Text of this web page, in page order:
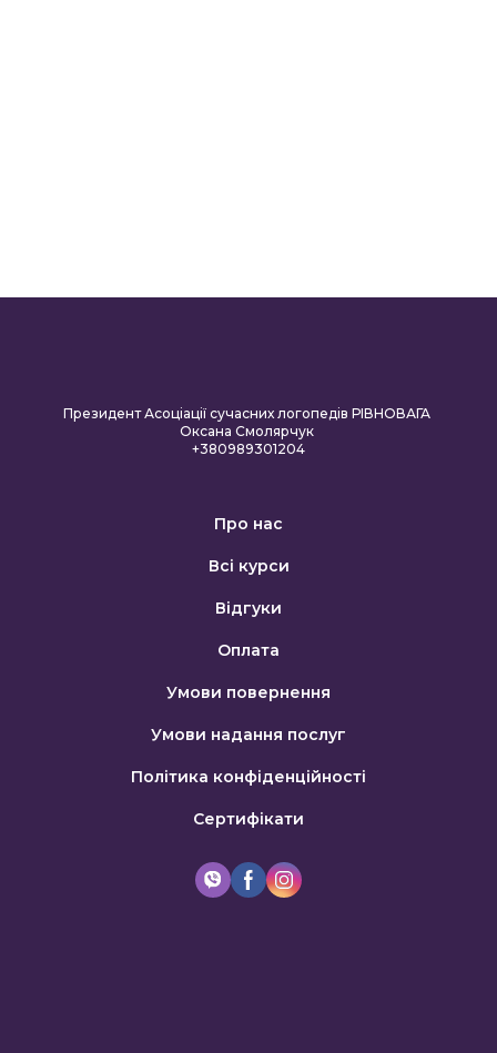
Президент Асоціації сучасних логопедів РІВНОВАГА
Оксана Смолярчук
+380989301204
Про нас
Всі курси
Відгуки
Оплата
Умови повернення
Умови надання послуг
Політика конфіденційності
Сертифікати